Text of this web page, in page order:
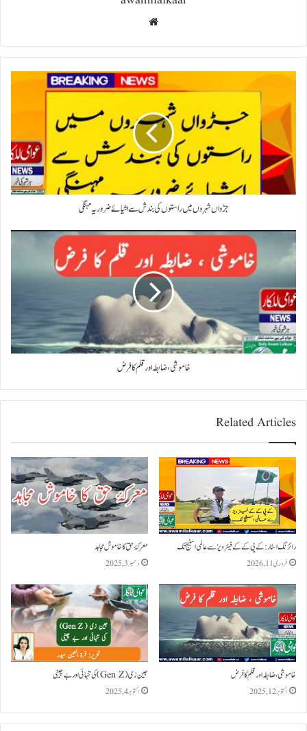
جڑواں شہروں میں راستوں کی بندش سے اشیائے ضروریہ مہنگی
خاموشی ، ضابطہ اور قلم کا فرض
Related Articles
رائزنگ اسٹار: کے پی کے کے فیئر ویز سے عالمی اسٹیج تک
فروری 11, 2026
معرکۂ حق کا خاموش مجاہد
دسمبر 3, 2025
خاموشی ، ضابطہ اور قلم کا فرض
اکتوبر 12, 2025
جین زی (Gen Z) کی تنہائی اور بے چینی
اکتوبر 4, 2025